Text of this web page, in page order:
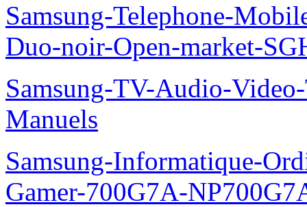
Samsung-Telephone-
Duo-noir-Open-market-
Samsung-TV-Audio-
Manuels
Samsung-Informatique-
Gamer-700G7A-